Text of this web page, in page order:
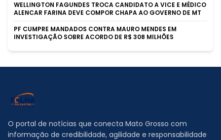
WELLINGTON FAGUNDES TROCA CANDIDATO A VICE E MÉDICO
ALENCAR FARINA DEVE COMPOR CHAPA AO GOVERNO DE MT
PF CUMPRE MANDADOS CONTRA MAURO MENDES EM
INVESTIGAÇÃO SOBRE ACORDO DE R$ 308 MILHÕES
O portal de notícias que conecta Mato Grosso com
informação de credibilidade, agilidade e responsabilidade